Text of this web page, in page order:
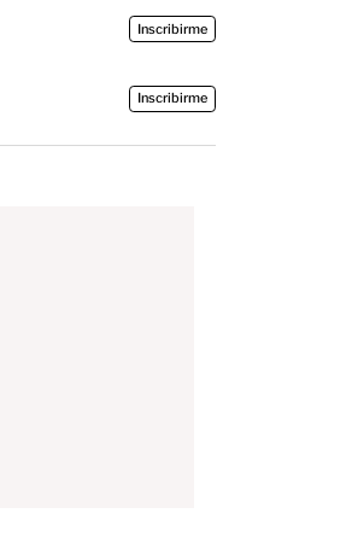
Inscribirme
Inscribirme